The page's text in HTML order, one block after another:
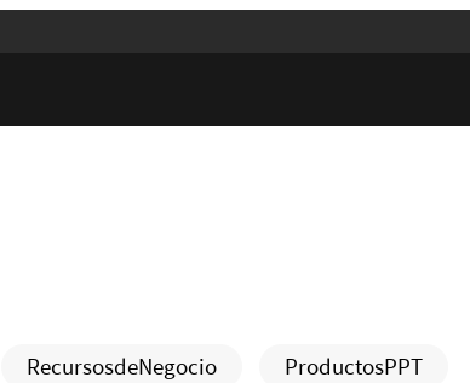
RecursosdeNegocio ProductosPPT